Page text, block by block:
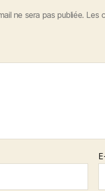
ne sera pas publiée. Les